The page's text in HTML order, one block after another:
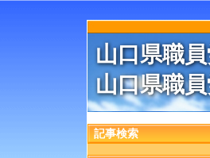
山口県職
山口県職
記事検索